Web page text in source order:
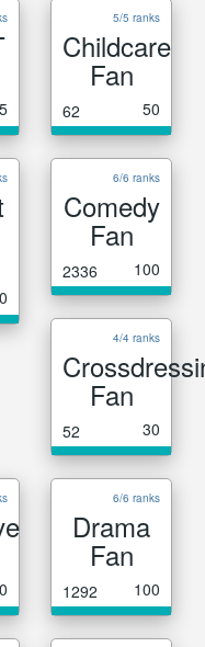
5/5 ranks
Childcare
Fan
62 50
6/6 ranks
Comedy
Fan
2336 100
4/4 ranks
Fan
52 30
6/6 ranks
Drama
Fan
1292 100